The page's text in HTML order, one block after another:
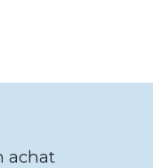
achat